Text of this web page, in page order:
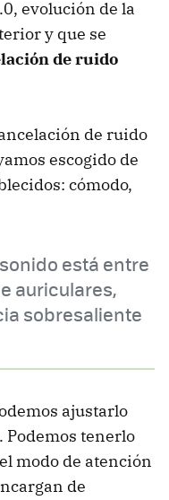
evolución de la
y que se
de ruido
de ruido
escogido de
cómodo,
está entre
auriculares,
sobresaliente
ajustarlo
Podemos tenerlo
modo de atención
de